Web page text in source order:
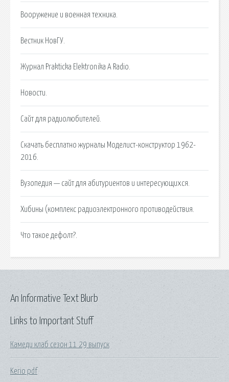
Вооружение и военная техника.
Вестник НовГУ.
Журнал Prakticka Elektronika A Radio.
Новости.
Сайт для радиолюбителей.
Скачать бесплатно журналы Моделист-конструктор 1962-
2016.
Вузопедия — сайт для абитуриентов и интересующихся.
Хибины (комплекс радиоэлектронного противодействия.
Что такое дефолт?.
Links to Important Stuff
Камеди клаб сезон 11 29 выпуск
Kerio pdf
An Informative Text Blurb